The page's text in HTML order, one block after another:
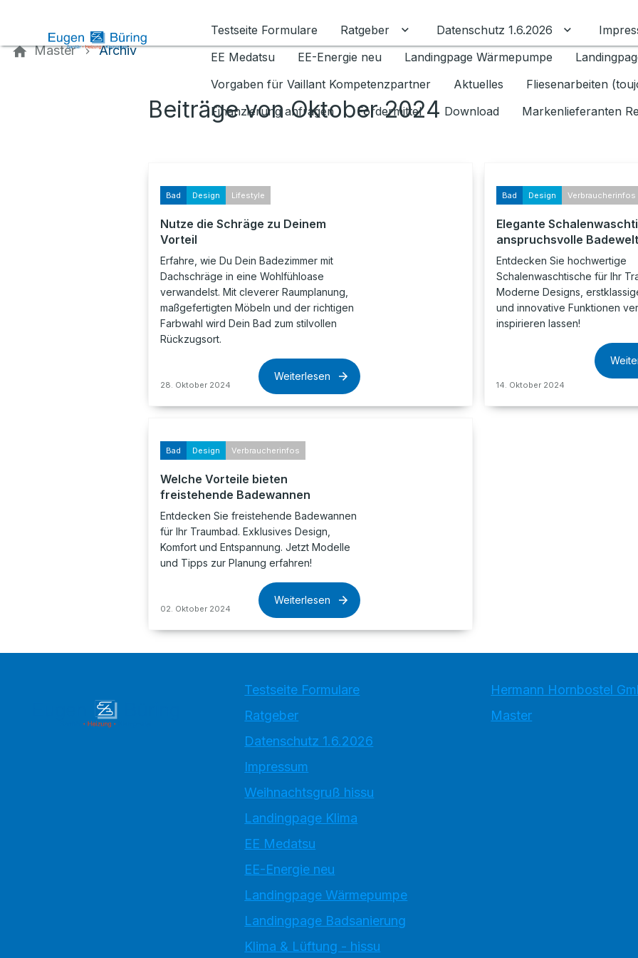
Testseite Formulare
Ratgeber Untermenü für Ratgeber umschalten
Datenschutz 1.6.2026 Untermenü
EE Medatsu
EE-Energie neu Landingpage Wärmepumpe
Vorgaben für Vaillant Kompetenzpartner
Aktuelles Fliesenarbeiten
Finanzierung anfragen
Fördermittel Download Markenlieferanten
Master Archiv
Beiträge von Oktober 2024
Bad Design Lifestyle
Nutze die Schräge zu Deinem
Vorteil
Erfahre, wie Du Dein Badezimmer mit
Dachschräge in eine Wohlfühloase
verwandelst. Mit cleverer Raumplanung,
maßgefertigten Möbeln und der richtigen
Farbwahl wird Dein Bad zum stilvollen
Rückzugsort.
28. Oktober 2024
Weiterlesen
Bad Design Verbraucherinfos
Elegante
anspruchsvolle
Entdecken Sie hochwertige
Schalenwaschtische für Ihr
Moderne Designs,
und innovative Funktionen
inspirieren lassen!
14. Oktober 2024
Bad Design Verbraucherinfos
Welche Vorteile bieten
freistehende Badewannen
Entdecken Sie freistehende Badewannen
für Ihr Traumbad. Exklusives Design,
Komfort und Entspannung. Jetzt Modelle
und Tipps zur Planung erfahren!
02. Oktober 2024
Weiterlesen
Testseite Formulare
Ratgeber
Datenschutz 1.6.2026
Impressum
Weihnachtsgruß hissu
Landingpage Klima
EE Medatsu
EE-Energie neu
Landingpage Wärmepumpe
Landingpage Badsanierung
Klima & Lüftung - hissu
Hermann Hornbostel
Master